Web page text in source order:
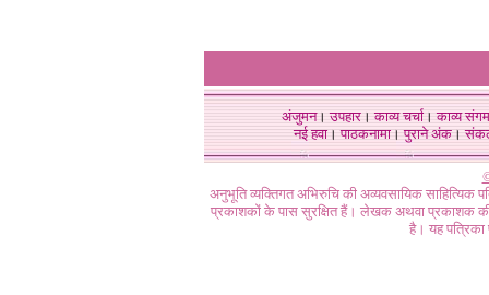
अंजुमन।उपहार।काव्य चर्चा।काव्य संगम
नई हवा। पाठकनामा। पुराने अंक।
अनुभूति व्यक्तिगत अभिरुचि की अव्यवसायिक
प्रकाशकों के पास सुरक्षित हैं। लेखक अथवा प्रकाशक की
है। यह पत्रिका